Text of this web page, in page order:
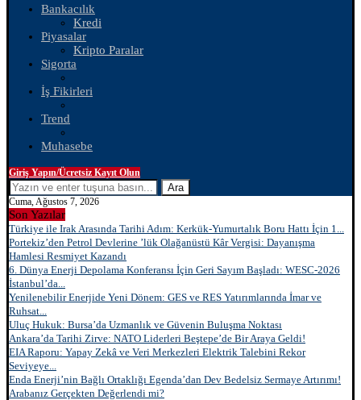
Bankacılık
Kredi
Piyasalar
Kripto Paralar
Sigorta
İş Fikirleri
Trend
Muhasebe
Giriş Yapın/Ücretsiz Kayıt Olun
Ara
Cuma, Ağustos 7, 2026
Son Yazılar
Türkiye ile Irak Arasında Tarihi Adım: Kerkük-Yumurtalık Boru Hattı İçin 1...
Portekiz’den Petrol Devlerine ’lük Olağanüstü Kâr Vergisi: Dayanışma
Hamlesi Resmiyet Kazandı
6. Dünya Enerji Depolama Konferansı İçin Geri Sayım Başladı: WESC-2026
İstanbul’da...
Yenilenebilir Enerjide Yeni Dönem: GES ve RES Yatırımlarında İmar ve
Ruhsat...
Uluç Hukuk: Bursa’da Uzmanlık ve Güvenin Buluşma Noktası
Ankara’da Tarihi Zirve: NATO Liderleri Beştepe’de Bir Araya Geldi!
EIA Raporu: Yapay Zekâ ve Veri Merkezleri Elektrik Talebini Rekor
Seviyeye...
Enda Enerji’nin Bağlı Ortaklığı Egenda’dan Dev Bedelsiz Sermaye Artırımı!
Arabanız Gerçekten Değerlendi mi?